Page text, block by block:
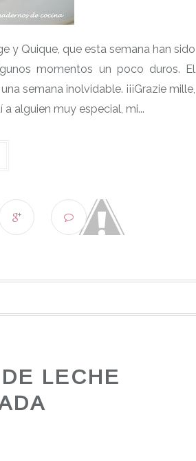
y Quique, que esta semana han sido
momentos un poco duros. El
semana inolvidable. ¡¡¡Grazie mille,
alguien muy especial, mi...
LECHE